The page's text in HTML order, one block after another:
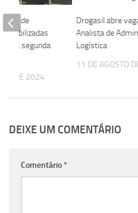
Drogasil abre
Analista de
Logística
11 DE AGOSTO
de
segunda
DE 2024
DEIXE UM COMENTÁRIO
Comentário*